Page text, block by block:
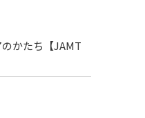
かたち【JAMT